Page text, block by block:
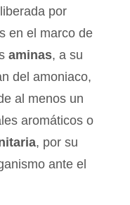
liberada por
en el marco de
aminas, a su
del amoniaco,
al menos un
aromáticos o
, por su
ante el